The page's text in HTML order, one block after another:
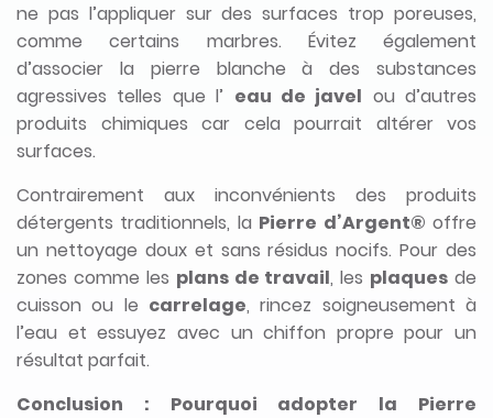
ne pas l’appliquer sur des surfaces trop poreuses,
comme certains marbres. Évitez également
d’associer la pierre blanche à des substances
agressives telles que l’ eau de javel ou d’autres
produits chimiques car cela pourrait altérer vos
surfaces.
Contrairement aux inconvénients des produits
détergents traditionnels, la Pierre d’Argent® offre
un nettoyage doux et sans résidus nocifs. Pour des
zones comme les plans de travail, les plaques de
cuisson ou le carrelage, rincez soigneusement à
l’eau et essuyez avec un chiffon propre pour un
résultat parfait.
Conclusion : Pourquoi adopter la Pierre